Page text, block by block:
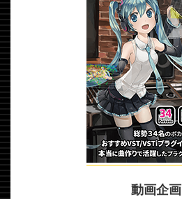
動画企画